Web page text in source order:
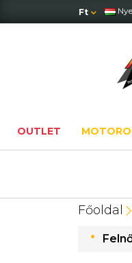
Ft
OUTLET
Főoldal